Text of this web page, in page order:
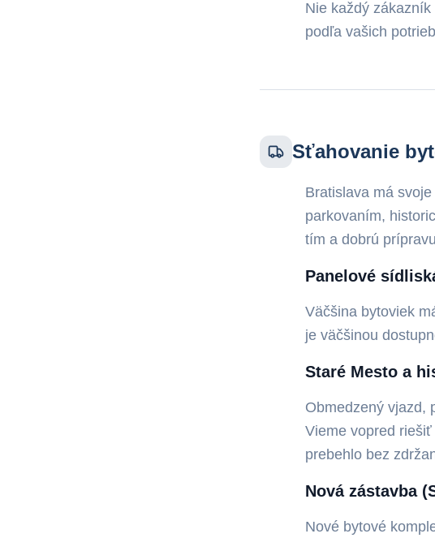
Nie každý
podľa vašich
Sťahovanie
Bratislava má
parkovaním,
tím a dobrú
Panelové
Väčšina bytoviek
je väčšinou
Staré Mesto a
Obmedzený vjazd,
Vieme vopred
prebehlo bez
Nová zástavba
Nové bytové